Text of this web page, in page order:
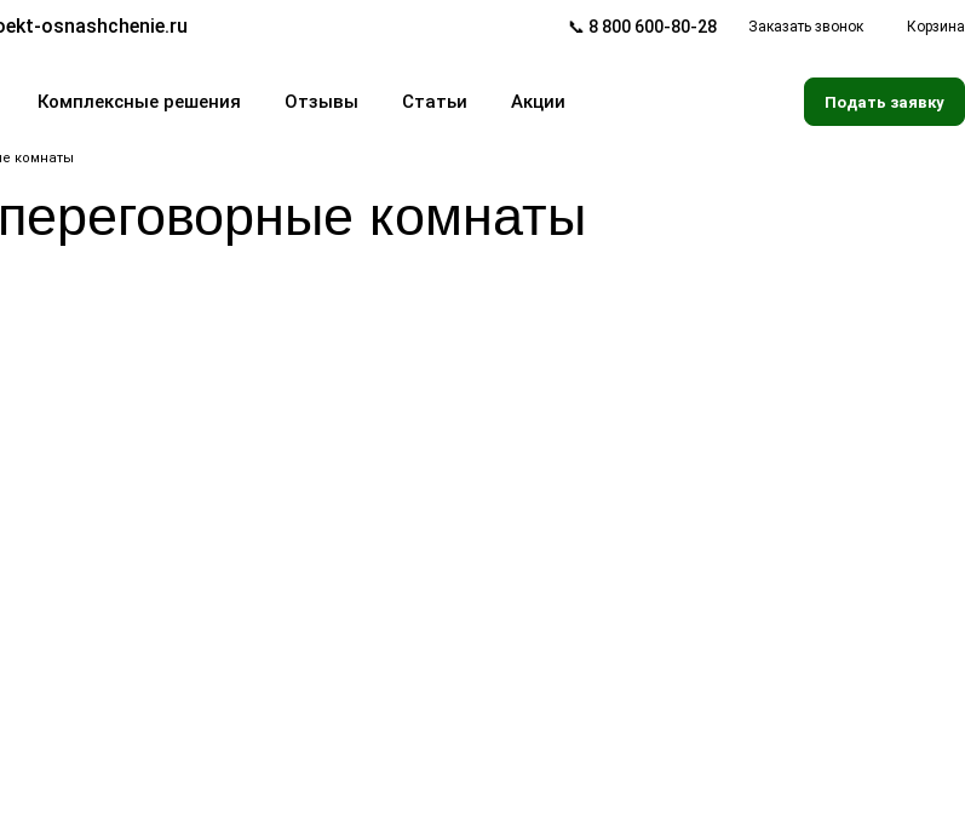
osnashchenie.ru 📞 8 800 600-80-28 Заказать звонок Корзина
Комплексные решения Отзывы Статьи Акции Подать заявку
комнаты
комнаты